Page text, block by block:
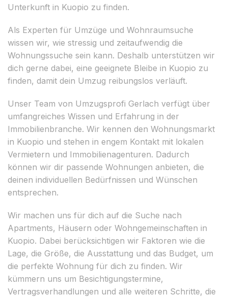
Unterkunft in Kuopio zu finden.
Als Experten für Umzüge und Wohnraumsuche
wissen wir, wie stressig und zeitaufwendig die
Wohnungssuche sein kann. Deshalb unterstützen wir
dich gerne dabei, eine geeignete Bleibe in Kuopio zu
finden, damit dein Umzug reibungslos verläuft.
Unser Team von Umzugsprofi Gerlach verfügt über
umfangreiches Wissen und Erfahrung in der
Immobilienbranche. Wir kennen den Wohnungsmarkt
in Kuopio und stehen in engem Kontakt mit lokalen
Vermietern und Immobilienagenturen. Dadurch
können wir dir passende Wohnungen anbieten, die
deinen individuellen Bedürfnissen und Wünschen
entsprechen.
Wir machen uns für dich auf die Suche nach
Apartments, Häusern oder Wohngemeinschaften in
Kuopio. Dabei berücksichtigen wir Faktoren wie die
Lage, die Größe, die Ausstattung und das Budget, um
die perfekte Wohnung für dich zu finden. Wir
kümmern uns um Besichtigungstermine,
Vertragsverhandlungen und alle weiteren Schritte, die